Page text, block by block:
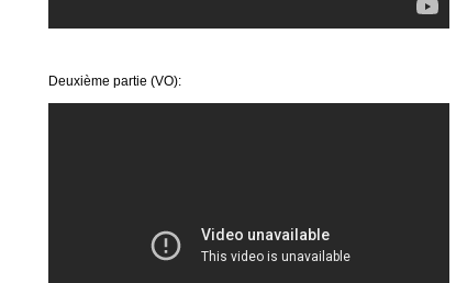
Deuxième partie (VO):